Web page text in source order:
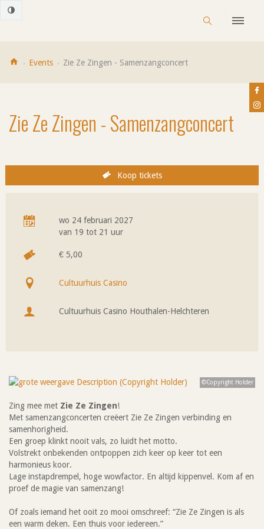
NaarCultuurhuis
Helchteren
MENU
Zoeken
Home
Events Zie Ze Zingen - Samenzangconcert
Zie Ze Zingen - Samenzangconcert
Koop tickets
Praktische
informatie
wo 24 februari 2027
van 19 tot 21 uur
Prijs
€ 5,00
Cultuurhuis Casino
Cultuurhuis Casino Houthalen-Helchteren
©Copyright Holder
Zing mee met Zie Ze Zingen!
Met samenzangconcerten creëert Zie Ze Zingen verbinding en
samenhorigheid.
Een groep klinkt nooit vals, zo luidt het motto.
Volstrekt onbekenden ontpoppen zich keer op keer tot een
harmonieus koor.
Lage instapdrempel, hoge wowfactor. En altijd kippenvel. Kom af en
proef de magie van samenzang!
Of zoals iemand het ooit zo mooi omschreef: “Zie Ze Zingen is als
een warm deken. Een thuis voor iedereen.”